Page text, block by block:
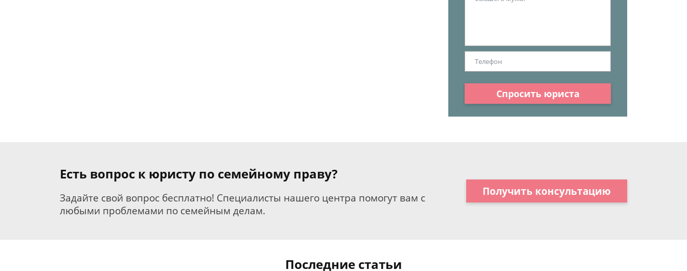
Спросить юриста
Есть вопрос к юристу по семейному праву?
Задайте свой вопрос бесплатно! Специалисты нашего центра помогут вам с
любыми проблемами по семейным делам.
Получить консультацию
Последние статьи